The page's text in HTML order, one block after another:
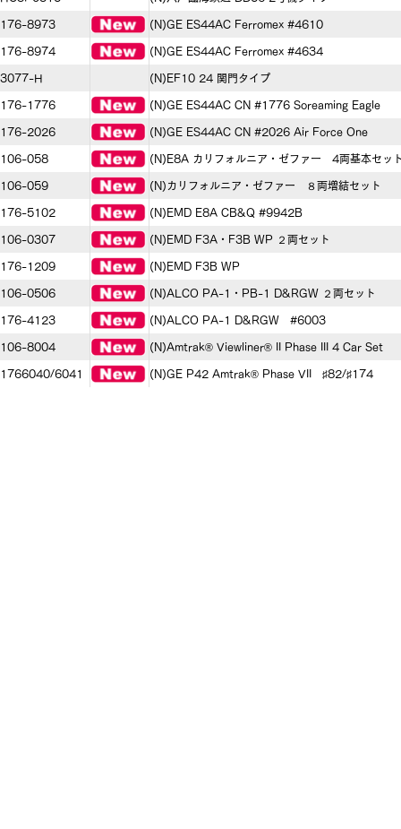
176-8973 (N)GE ES44AC Ferromex #4610
176-8974 (N)GE ES44AC Ferromex #4634
3077-H (N)EF10 24 関門タイプ
176-1776 (N)GE ES44AC CN #1776 Soreaming Eagle
176-2026 (N)GE ES44AC CN #2026 Air Force One
106-058 (N)E8A カリフォルニア・ゼファー 4両基本セッ
106-059 (N)カリフォルニア・ゼファー ８両増結セット
176-5102 (N)EMD E8A CB&Q #9942B
106-0307 (N)EMD F3A・F3B WP ２両セット
176-1209 (N)EMD F3B WP
106-0506 (N)ALCO PA-1・PB-1 D&RGW ２両セット
176-4123 (N)ALCO PA-1 D&RGW #6003
106-8004 (N)Amtrak® Viewliner® II Phase III 4 Car Set
1766040/6041 (N)GE P42 Amtrak® Phase VII ♯82/♯174